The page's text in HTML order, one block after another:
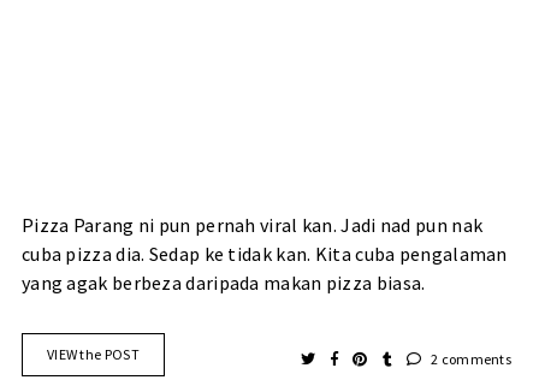
Pizza Parang ni pun pernah viral kan. Jadi nad pun nak
cuba pizza dia. Sedap ke tidak kan. Kita cuba pengalaman
yang agak berbeza daripada makan pizza biasa.
VIEW the POST 2 comments